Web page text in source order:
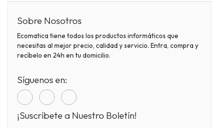
Sobre Nosotros
Ecomatica tiene todos los productos informáticos que
necesitas al mejor precio, calidad y servicio. Entra, compra y
recíbelo en 24h en tu domicilio.
Síguenos en:
¡Suscríbete a Nuestro Boletín!